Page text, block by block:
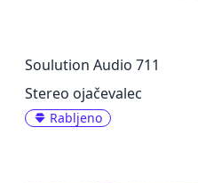
Soulution Audio 711
Stereo ojačevalec
Rabljeno